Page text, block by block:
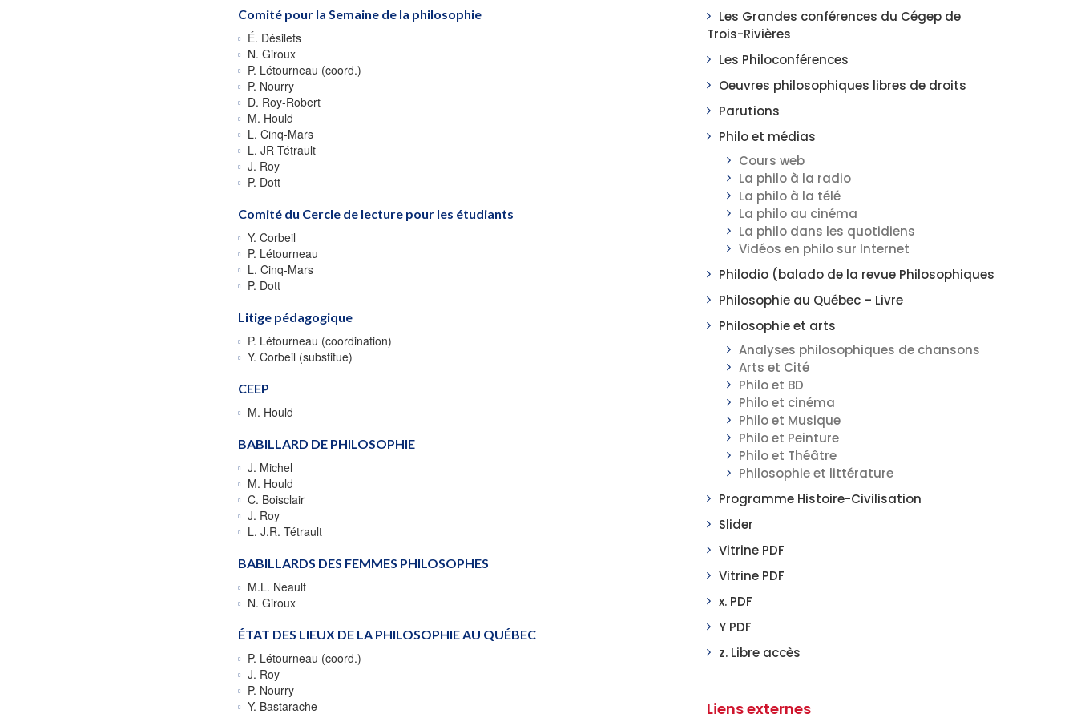
Comité pour la Semaine de la philosophie
É. Désilets
N. Giroux
P. Létourneau (coord.)
P. Nourry
D. Roy-Robert
M. Hould
L. Cinq-Mars
L. JR Tétrault
J. Roy
P. Dott
Comité du Cercle de lecture pour les étudiants
Y. Corbeil
P. Létourneau
L. Cinq-Mars
P. Dott
Litige pédagogique
P. Létourneau (coordination)
Y. Corbeil (substitue)
CEEP
M. Hould
BABILLARD DE PHILOSOPHIE
J. Michel
M. Hould
C. Boisclair
J. Roy
L. J.R. Tétrault
BABILLARDS DES FEMMES PHILOSOPHES
M.L. Neault
N. Giroux
ÉTAT DES LIEUX DE LA PHILOSOPHIE AU QUÉBEC
P. Létourneau (coord.)
J. Roy
P. Nourry
Y. Bastarache
Les Grandes conférences du Cégep de
Trois-Rivières
Les Philoconférences
Oeuvres philosophiques libres de droits
Parutions
Philo et médias
Cours web
La philo à la radio
La philo à la télé
La philo au cinéma
La philo dans les quotidiens
Vidéos en philo sur Internet
Philodio (balado de la revue Philosophiques
Philosophie au Québec – Livre
Philosophie et arts
Analyses philosophiques de chansons
Arts et Cité
Philo et BD
Philo et cinéma
Philo et Musique
Philo et Peinture
Philo et Théâtre
Philosophie et littérature
Programme Histoire-Civilisation
Slider
Vitrine PDF
Vitrine PDF
x. PDF
Y PDF
z. Libre accès
Liens externes